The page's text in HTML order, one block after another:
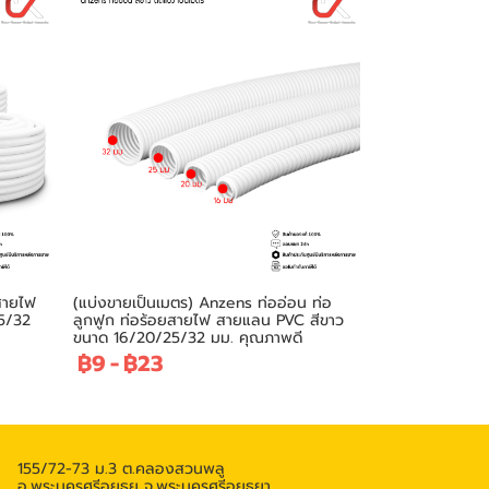
ยไฟ
32
(แบ่งขายเป็นเมตร) Anzens ท่ออ่อน ท่อ
ลูกฟูก ท่อร้อยสายไฟ สายแลน PVC สีขาว
ขนาด 16/20/25/32 มม. คุณภาพดี
฿9-฿23
155/72-73 ม.3 ต.คลองสวนพลู